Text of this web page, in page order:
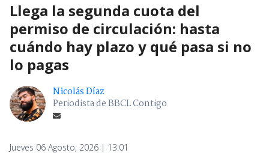
Llega la segunda cuota del
permiso de circulación: hasta
cuándo hay plazo y qué pasa si no
lo pagas
Nicolás Díaz
Periodista de BBCL Contigo
Jueves 06 Agosto, 2026 | 13:01